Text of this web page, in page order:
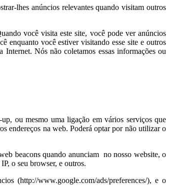
lhes anúncios relevantes quando visitam outros
você visita este site, você pode ver anúncios
enquanto você estiver visitando esse site e outros
Internet. Nós não coletamos essas informações ou
ou mesmo uma ligação em vários serviços que
endereços na web. Poderá optar por não utilizar o
beacons quando anunciam no nosso website, o
o seu browser, e outros.
(http://www.google.com/ads/preferences/), e o